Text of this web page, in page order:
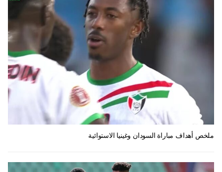
ملخص أهداف مباراة السودان وغينيا الاستوائية